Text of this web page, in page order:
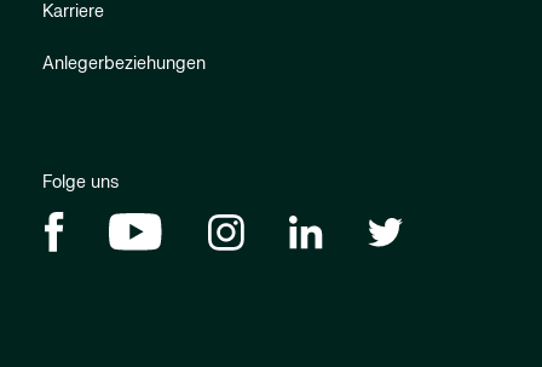
Karriere
Anlegerbeziehungen
Folge uns